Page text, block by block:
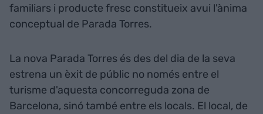
familiars i producte fresc constitueix avui l'ànima
conceptual de Parada Torres.
La nova Parada Torres és des del dia de la seva
estrena un èxit de públic no només entre el
turisme d'aquesta concorreguda zona de
Barcelona, sinó també entre els locals. El local, de